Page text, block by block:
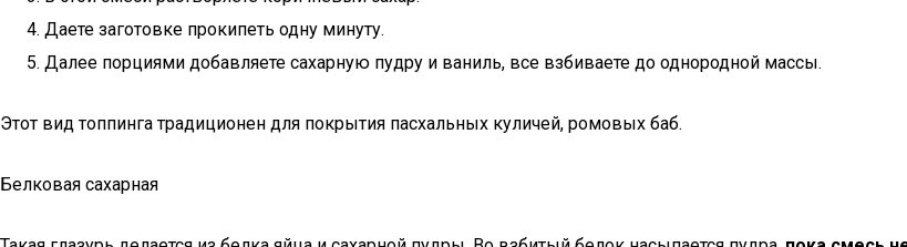
Даете заготовке прокипеть одну минуту.
Далее порциями добавляете сахарную пудру и ваниль, все взбиваете до однородной массы.
Этот вид топпинга традиционен для покрытия пасхальных куличей, ромовых баб.
Белковая сахарная